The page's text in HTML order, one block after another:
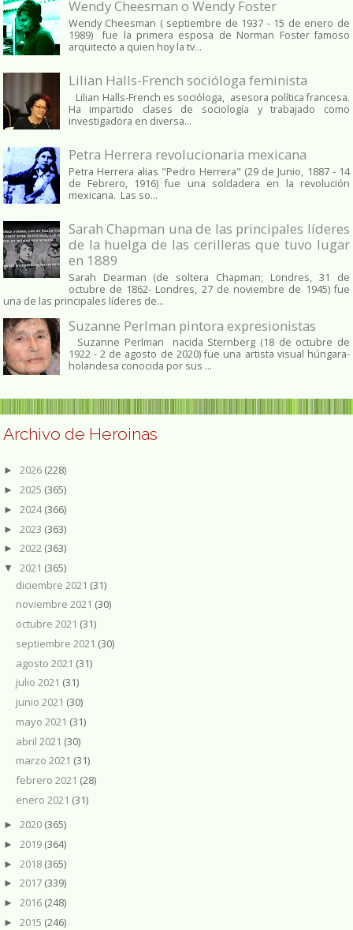
Wendy Cheesman o Wendy Foster
Wendy Cheesman ( septiembre de 1937 - 15 de enero de
1989) fue la primera esposa de Norman Foster famoso
arquitecto a quien hoy la tv...
Lilian Halls-French socióloga feminista
Lilian Halls-French es socióloga, asesora política francesa.
Ha impartido clases de sociología y trabajado como
investigadora en diversa...
Petra Herrera revolucionaria mexicana
Petra Herrera alias "Pedro Herrera" (29 de Junio, 1887 - 14
de Febrero, 1916) fue una soldadera en la revolución
mexicana. Las so...
Sarah Chapman una de las principales líderes
de la huelga de las cerilleras que tuvo lugar
en 1889
Sarah Dearman (de soltera Chapman; Londres, 31 de
octubre de 1862​- Londres, 27 de noviembre de 1945)​ fue
una de las principales líderes de...
Suzanne Perlman pintora expresionistas
Suzanne Perlman nacida Sternberg (18 de octubre de
1922 - 2 de agosto de 2020) fue una artista visual húngara-
holandesa conocida por sus ...
Archivo de Heroinas
► 2026 (228)
► 2025 (365)
► 2024(366)
► 2023 (363)
► 2022 (363)
▼ 2021 (365)
diciembre 2021 (31)
noviembre 2021 (30)
octubre 2021 (31)
septiembre 2021 (30)
agosto 2021 (31)
julio 2021 (31)
junio 2021 (30)
mayo 2021 (31)
abril 2021 (30)
marzo 2021 (31)
febrero 2021 (28)
enero 2021 (31)
► 2020 (365)
► 2019 (364)
► 2018 (365)
► 2017 (339)
► 2016 (248)
► 2015 (246)